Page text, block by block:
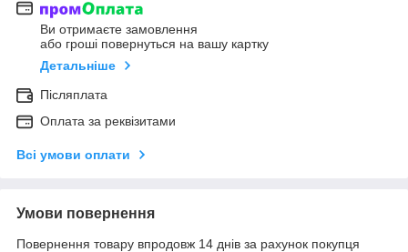
Ви отримаєте замовлення
або гроші повернуться на вашу картку
Детальніше
Післяплата
Оплата за реквізитами
Всі умови оплати
Умови повернення
Повернення товару впродовж 14 днів за рахунок покупця